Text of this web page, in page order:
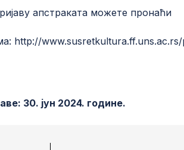
апстраката можете пронаћи
http://
30. јун 2024. године.